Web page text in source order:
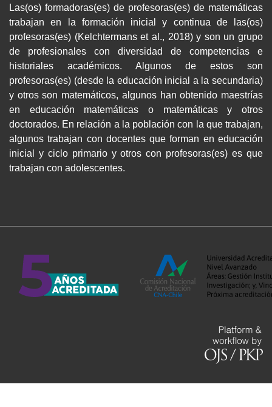
Las(os) formadoras(es) de profesoras(es) de matemáticas
trabajan en la formación inicial y continua de las(os)
profesoras(es) (Kelchtermans et al., 2018) y son un grupo
de profesionales con diversidad de competencias e
historiales académicos. Algunos de estos son
profesoras(es) (desde la educación inicial a la secundaria)
y otros son matemáticos, algunos han obtenido maestrías
en educación matemáticas o matemáticas y otros
doctorados. En relación a la población con la que trabajan,
algunos trabajan con docentes que forman en educación
inicial y ciclo primario y otros con profesoras(es) es que
trabajan con adolescentes.